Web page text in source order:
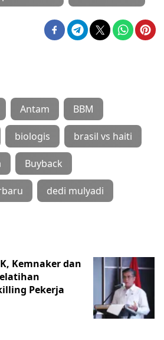
Antam BBM
biologis brasil vs haiti
Buyback
dedi mulyadi
Kemnaker dan
Pekerja